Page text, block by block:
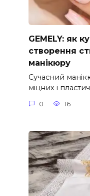
GEMELY: як
створення
манікюру
Сучасний
міцних і
0 16